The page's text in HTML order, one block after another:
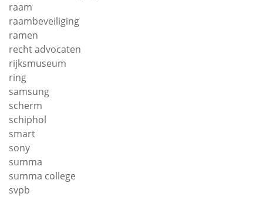
raam
raambeveiliging
ramen
recht advocaten
rijksmuseum
ring
samsung
scherm
schiphol
smart
sony
summa
summa college
svpb